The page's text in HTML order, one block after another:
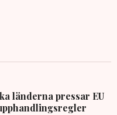
länderna pressar EU